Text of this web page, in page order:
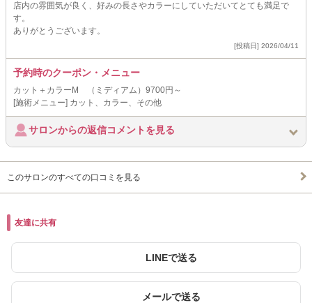
店内の雰囲気が良く、好みの長さやカラーにしていただいてとても満足で
す。
ありがとうございます。
[投稿日] 2026/04/11
予約時のクーポン・メニュー
カット＋カラーM （ミディアム）9700円～
[施術メニュー] カット、カラー、その他
サロンからの返信コメントを見る
このサロンのすべての口コミを見る
友達に共有
LINEで送る
メールで送る